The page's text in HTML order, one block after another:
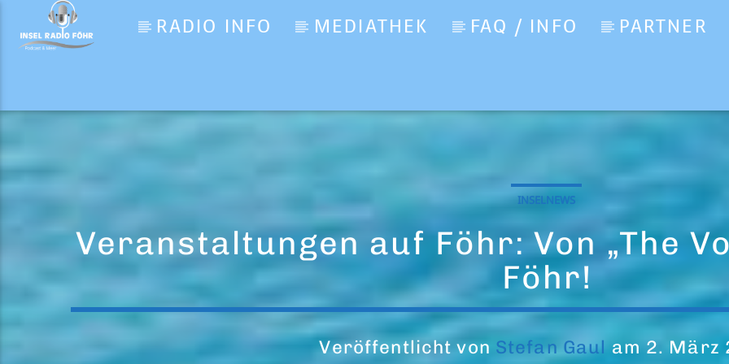
RADIO INFO MEDIATHEK FAQ / INFO PARTNER
INSELNEWS
Veranstaltungen auf Föhr: Von „The
Föhr!
Veröffentlicht von Stefan Gaulam 2. März